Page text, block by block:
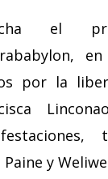
el
por la
Paine y